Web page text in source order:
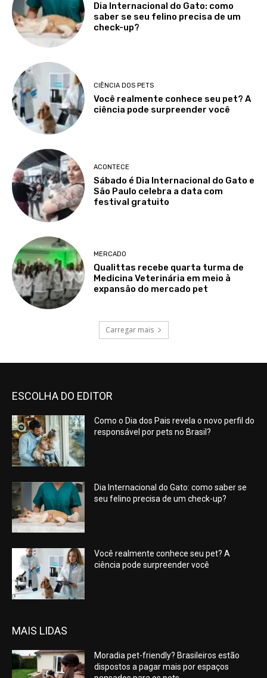
Dia Internacional do Gato: como
saber se seu felino precisa de um
check-up?
CIÊNCIA DOS PETS
Você realmente conhece seu pet? A
ciência pode surpreender você
ACONTECE
Sábado é Dia Internacional do Gato e
São Paulo celebra a data com
festival gratuito
MERCADO
Qualittas recebe quarta turma de
Medicina Veterinária em meio à
expansão do mercado pet
Carregar mais
ESCOLHA DO EDITOR
Como o Dia dos Pais revela o novo perfil do
responsável por pets no Brasil?
Dia Internacional do Gato: como saber se
seu felino precisa de um check-up?
Você realmente conhece seu pet? A
ciência pode surpreender você
MAIS LIDAS
Moradia pet-friendly? Brasileiros estão
dispostos a pagar mais por espaços